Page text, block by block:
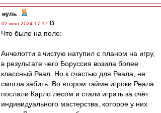
нуль -
02 июн 2024 17:17
Что было на поле:
Анчелотти в чистую натупил с планом на игру,
в результате чего Боруссия возила более
классный Реал. Но к счастью для Реала, не
смогла забить. Во втором тайме игроки Реала
послали Карло лесом и стали играть за счёт
индивидуального мастерства, которое у них